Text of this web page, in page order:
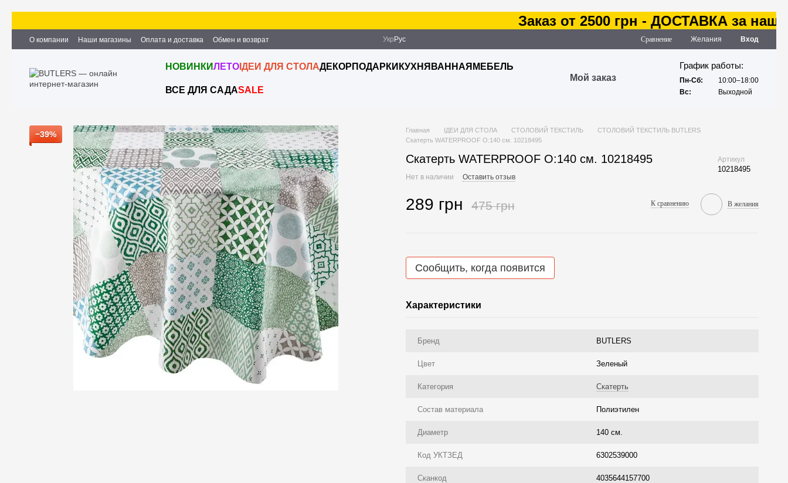
Заказ от 2500 грн - ДОСТАВКА за наш
О компании Наши магазины Оплата и доставка
Обмен и возврат
Партнёрство и сотрудничество
Вакансии Контактная информация
Укр Рус Сравнение Желания Вход
НОВИНКИЛЕТО ІДЕИ ДЛЯ СТОЛАДЕКОР ПОДАРКИ КУХНЯ ВАННАЯ МЕБЕЛЬ
ВСЕ ДЛЯ САДАSALE
Мой заказ
График работы:
Пн-Сб:
10:00–18:00
Вс:
Выходной
−39% Главная ІДЕИ ДЛЯ СТОЛА СТОЛОВИЙ ТЕКСТИЛЬ
СТОЛОВИЙ ТЕКСТИЛЬ BUTLERS
Скатерть WATERPROOF O:140 см. 10218495
Скатерть WATERPROOF O:140 см. 10218495 Артикул
10218495
Нет в наличии Оставить отзыв
289 грн 475 грн К сравнению В желания
Сообщить, когда появится
Характеристики
Бренд BUTLERS
Цвет Зеленый
Категория Скатерть
Состав материала Полиэтилен
Диаметр 140 см.
Код УКТЗЕД 6302539000
Сканкод 4035644157700